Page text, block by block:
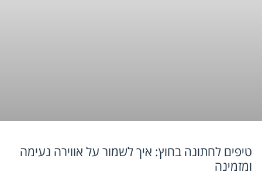
טיפים לחתונה בחוץ: איך לשמור על אווירה נעימה
ומזמינה